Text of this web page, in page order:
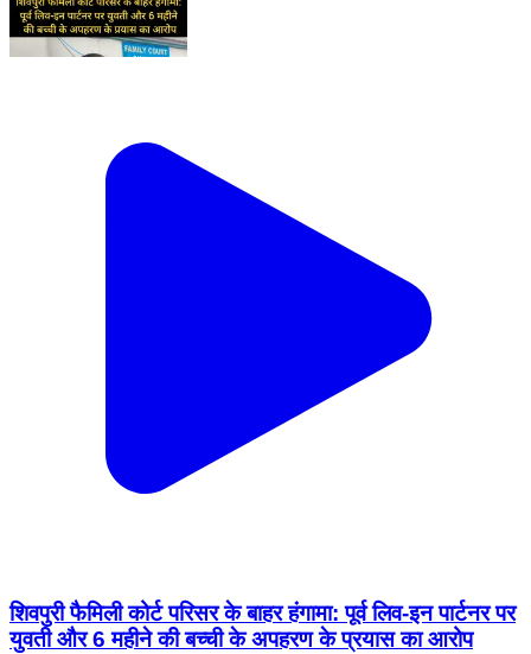
शिवपुरी फैमिली कोर्ट परिसर के बाहर हंगामा: पूर्व लिव-इन पार्टनर पर
युवती और 6 महीने की बच्ची के अपहरण के प्रयास का आरोप